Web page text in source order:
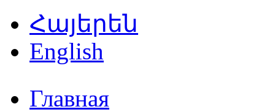
Հայերեն
English
Главная